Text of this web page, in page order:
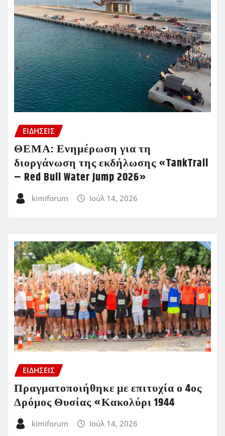
ΕΙΔΗΣΕΙΣ
ΘΕΜΑ: Ενημέρωση για τη
διοργάνωση της εκδήλωσης «TankTrail
– Red Bull Water Jump 2026»
kimiforum Ιούλ 14, 2026
ΕΙΔΗΣΕΙΣ
Πραγματοποιήθηκε με επιτυχία ο 4ος
Δρόμος Θυσίας «Κακολύρι 1944
kimiforum Ιούλ 14, 2026